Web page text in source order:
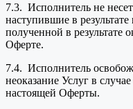
7.3. Исполнитель не несет
наступившие в
полученной в результате
Оферте.
7.4. Исполнитель
неоказание Услуг в
настоящей Оферты.